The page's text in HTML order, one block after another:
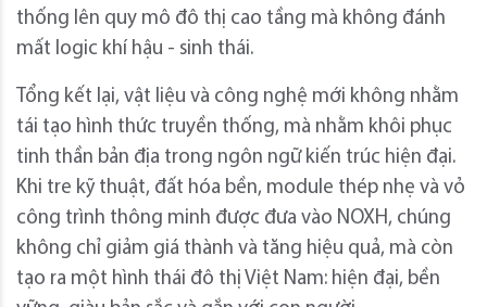
thống lên quy mô đô thị cao tầng mà không đánh
mất logic khí hậu - sinh thái.
Tổng kết lại, vật liệu và công nghệ mới không nhằm
tái tạo hình thức truyền thống, mà nhằm khôi phục
tinh thần bản địa trong ngôn ngữ kiến trúc hiện đại.
Khi tre kỹ thuật, đất hóa bền, module thép nhẹ và vỏ
công trình thông minh được đưa vào NOXH, chúng
không chỉ giảm giá thành và tăng hiệu quả, mà còn
tạo ra một hình thái đô thị Việt Nam: hiện đại, bền